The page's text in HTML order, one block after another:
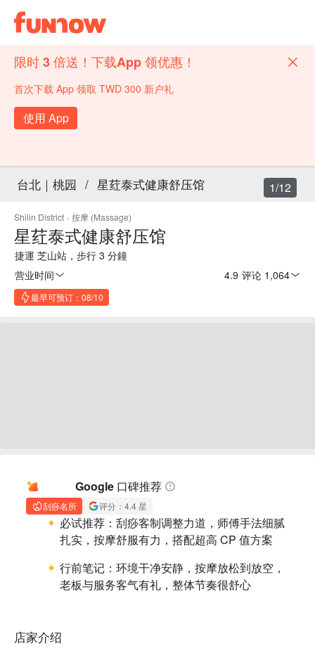
限时 3 倍送！下载App 领优惠！
首次下载 App 领取 TWD 300 新户礼
使用 App
台北｜桃园 / 星荭泰式健康舒压馆
Shilin District · 按摩 (Massage)
星荭泰式健康舒压馆
捷運 芝山站，步行 3 分鐘
营业时间
4.9 评论 1,064
最早可预订：08/10
1/12
Google 口碑推荐
刮痧名所 评分：4.4 星
必试推荐： 刮痧客制调整力道，师傅手法细腻
扎实，按摩舒服有力，搭配超高 CP 值方案
行前笔记： 环境干净安静，按摩放松到放空，
老板与服务客气有礼，整体节奏很舒心
店家介绍